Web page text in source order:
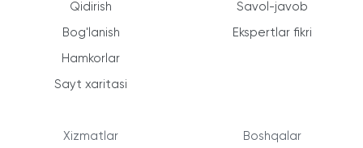
Qidirish
Bog'lanish
Hamkorlar
Sayt xaritasi
Xizmatlar
Savol-javob
Ekspertlar fikri
Boshqalar